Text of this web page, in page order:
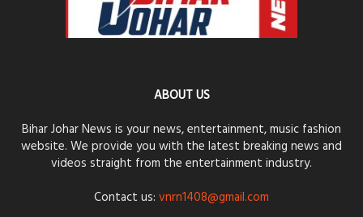
ABOUT US
Bihar Johar News is your news, entertainment, music fashion
website. We provide you with the latest breaking news and
videos straight from the entertainment industry.
Contact us: vnrn1408@gmail.com